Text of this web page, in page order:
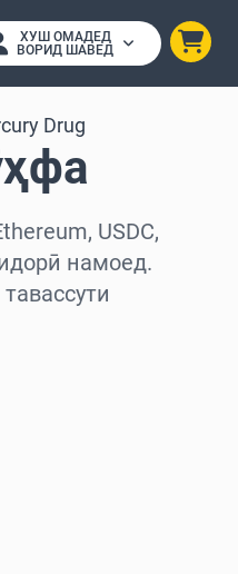
ХУШ ОМАДЕД
ВОРИД ШАВЕД
Drug
USDC,
намоед.